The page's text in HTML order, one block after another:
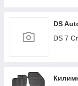
DS
DS 7